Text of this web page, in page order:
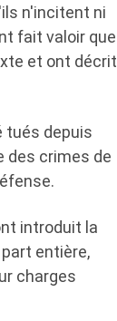
n'incitent ni
fait valoir que
et ont décrit
tués depuis
des crimes de
introduit la
entière,
charges